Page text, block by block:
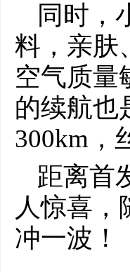
同时，
料，亲肤
空气质量
的续航也
300km，
距离首
人惊喜
冲一波！